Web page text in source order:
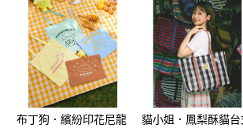
超商取貨付款
LINE Pay
街口支付
運送方式
布丁狗．繽紛印花尼龍
貓小姐．鳳梨酥貓台